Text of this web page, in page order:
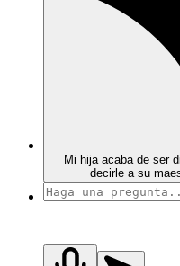
Mi hija acaba de ser
decirle a su